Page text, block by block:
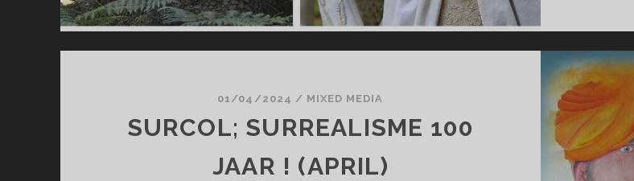
01/04/2024 / MIXED MEDIA
SURCOL; SURREALISME 100
JAAR ! (APRIL)